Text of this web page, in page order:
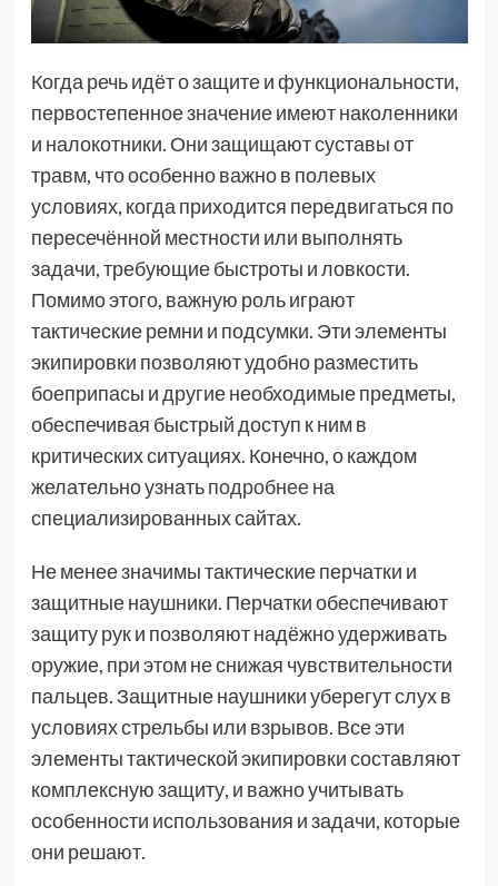
Когда речь идёт о защите и функциональности,
первостепенное значение имеют наколенники
и налокотники. Они защищают суставы от
травм, что особенно важно в полевых
условиях, когда приходится передвигаться по
пересечённой местности или выполнять
задачи, требующие быстроты и ловкости.
Помимо этого, важную роль играют
тактические ремни и подсумки. Эти элементы
экипировки позволяют удобно разместить
боеприпасы и другие необходимые предметы,
обеспечивая быстрый доступ к ним в
критических ситуациях. Конечно, о каждом
желательно узнатьподробнеена
специализированных сайтах.
Не менее значимы тактические перчатки и
защитные наушники. Перчатки обеспечивают
защиту рук и позволяют надёжно удерживать
оружие, при этом не снижая чувствительности
пальцев. Защитные наушники уберегут слух в
условиях стрельбы или взрывов. Все эти
элементы тактической экипировки составляют
комплексную защиту, и важно учитывать
особенности использования и задачи, которые
они решают.